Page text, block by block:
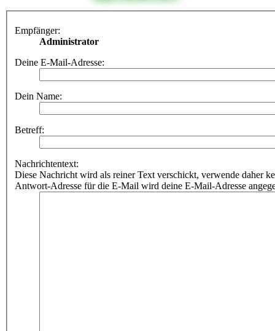
Empfänger:
Administrator
Deine E-Mail-Adresse:
Dein Name:
Betreff:
Nachrichtentext:
Diese Nachricht wird als reiner Text verschickt, verwende daher
Antwort-Adresse für die E-Mail wird deine E-Mail-Adresse